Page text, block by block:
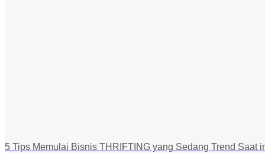
5 Tips Memulai Bisnis THRIFTING yang Sedang Trend Saat